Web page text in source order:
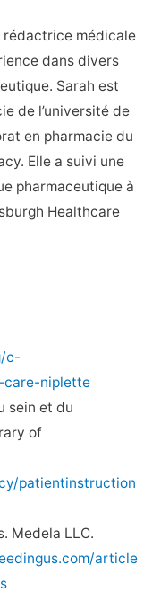
rédactrice médicale
dans divers
Sarah est
de l’université de
en pharmacie du
Elle a suivi une
pharmaceutique à
Healthcare
c-
care-niplette
sein et du
of
patientinstruction
Medela LLC.
article